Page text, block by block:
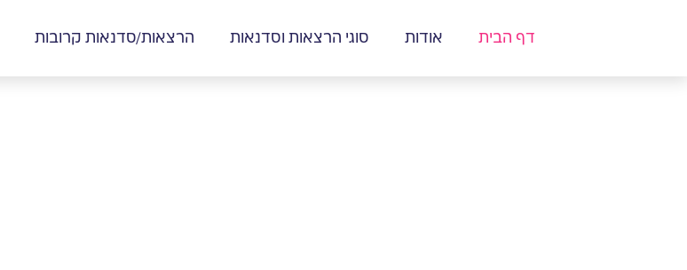
דף הבית אודות סוגי הרצאות וסדנאות הרצאות/סדנאות קרובות